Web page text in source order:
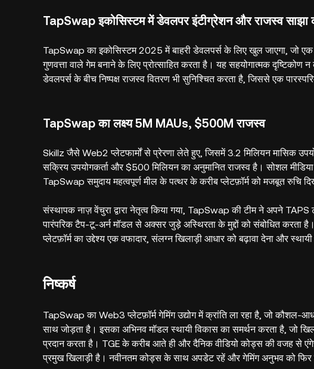
TapSwap इकोसिस्टम में डेवलपर इंटीग्रेशन और राजस्व साझा
TapSwap का इकोसिस्टम 2025 में बाहरी डेवलपर्स के लिए खुल जाएगा, जो
गुणवत्ता वाले गेम बनाने के लिए प्रोत्साहित करता है। यह सहयोगात्मक
डेवलपर्स के बीच निष्पक्ष राजस्व वितरण भी सुनिश्चित करता है, जिससे एक
TapSwap का लक्ष्य 5M MAUs, $500M राजस्व
Skillz जैसे Web2 प्लेटफार्मों से प्रेरणा लेते हुए, जिसमें 3.2 मिलियन मासिक
सक्रिय उपयोगकर्ता और $500 मिलियन का अनुमानित राजस्व है। सोशल
TapSwap समुदाय महत्वपूर्ण मील के पत्थर के करीब प्लेटफ़ॉर्म को मजबूत रुचि
संस्थापक नाज़ वेंचुरा द्वारा नेतृत्व किया गया, TapSwap की टीम ने अपने
पारंपरिक टैप-टू-अर्न मॉडल से अक्सर जुड़े अस्थिरता के मुद्दों को संबोधित करता
प्लेटफ़ॉर्म का उद्देश्य एक वफादार, संलग्न खिलाड़ी आधार को बढ़ावा देना और
निष्कर्ष
TapSwap का Web3 प्लेटफ़ॉर्म गेमिंग उद्योग में क्रांति ला रहा है, जो कौशल-
साथ जोड़ता है। इसका अभिनव मॉडल स्थायी विकास का समर्थन करता है, जो
प्रदान करता है। TGE के करीब आते ही और दैनिक वीडियो कोड्स की वजह
प्रमुख खिलाड़ी है। नवीनतम कोड्स के साथ अपडेट रहें और गेमिंग अनुभव को फिर